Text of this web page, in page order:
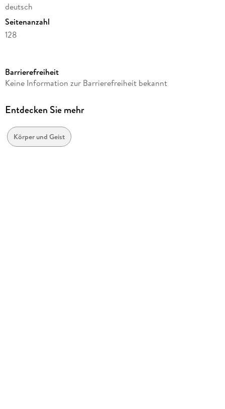
deutsch
Seitenanzahl
128
Herausgegeben von
Verlag/Hersteller
Produktart
Kalender
Barrierefreiheit
Keine Information zur Barrierefreiheit bekannt
Entdecken Sie mehr
Körper und Geist